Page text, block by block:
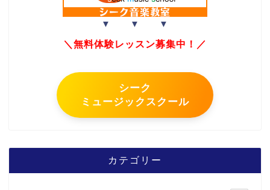
▼ ▼ ▼
＼無料体験レッスン募集中！／
シーク
ミュージックスクール
カテゴリー